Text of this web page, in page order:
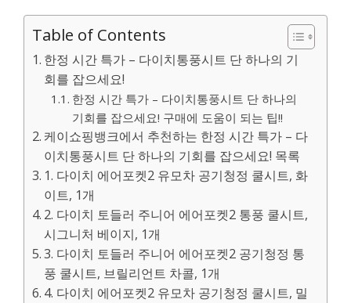
Table of Contents
한정 시간 특가 – 다이치통풍시트 단 하나의 기
회를 잡으세요!
한정 시간 특가 – 다이치통풍시트 단 하나의
기회를 잡으세요! 구매에 도움이 되는 팁!!
케이쇼핑뱅크에서 추천하는 한정 시간 특가 – 다
이치통풍시트 단 하나의 기회를 잡으세요! 목록
1. 다이치 에어포켓2 유모차 공기청정 쿨시트, 화
이트, 1개
2. 다이치 토들러 주니어 에어포켓2 통풍 쿨시트,
시그니처 베이지, 1개
3. 다이치 토들러 주니어 에어포켓2 공기청정 통
풍 쿨시트, 브릴리언트 차콜, 1개
4. 다이치 에어포켓2 유모차 공기청정 쿨시트, 밀